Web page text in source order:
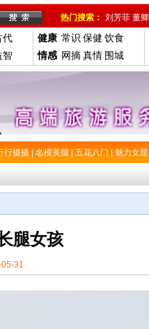
热门搜索： 刘芳菲 董卿
代
智
健康 常识 保健 饮食
情感 网摘真情 围城
行摄摄 名模美腿 五花八门 魅力女星
腿女孩
31